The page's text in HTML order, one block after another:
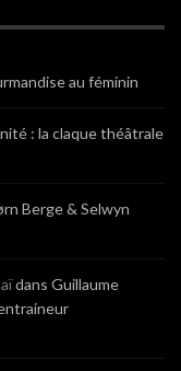
au féminin
: la claque théâtrale
Berge & Selwyn
dans Guillaume